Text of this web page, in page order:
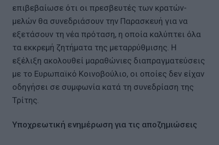
επιβεβαίωσε ότι οι πρεσβευτές των κρατών-
μελών θα συνεδριάσουν την Παρασκευή για να
εξετάσουν τη νέα πρόταση, η οποία καλύπτει όλα
τα εκκρεμή ζητήματα της μεταρρύθμισης. Η
εξέλιξη ακολουθεί μαραθώνιες διαπραγματεύσεις
με το Ευρωπαϊκό Κοινοβούλιο, οι οποίες δεν είχαν
οδηγήσει σε συμφωνία κατά τη συνεδρίαση της
Τρίτης.
Υποχρεωτική ενημέρωση για τις αποζημιώσεις